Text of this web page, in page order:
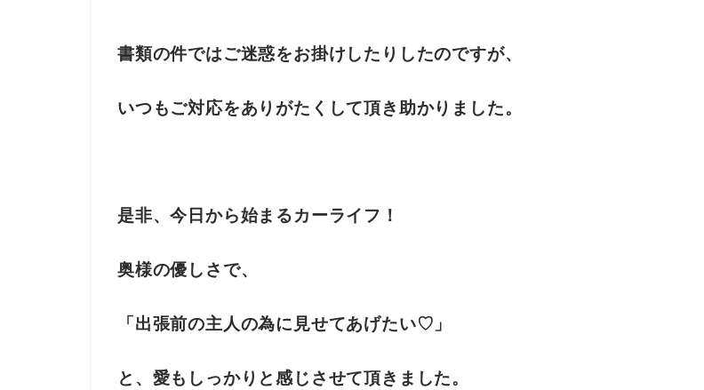
書類の件ではご迷惑をお掛けしたりしたのですが、
いつもご対応をありがたくして頂き助かりました。
是非、今日から始まるカーライフ！
奥様の優しさで、
「出張前の主人の為に見せてあげたい♡」
と、愛もしっかりと感じさせて頂きました。